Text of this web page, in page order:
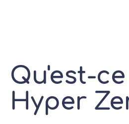
Qu'est-
Hyper